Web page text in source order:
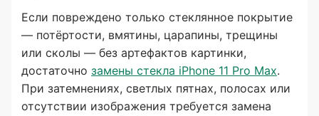
Если повреждено только стеклянное покрытие
— потёртости, вмятины, царапины, трещины
или сколы — без артефактов картинки,
достаточно замены стекла iPhone 11 Pro Max.
При затемнениях, светлых пятнах, полосах или
отсутствии изображения требуется замена